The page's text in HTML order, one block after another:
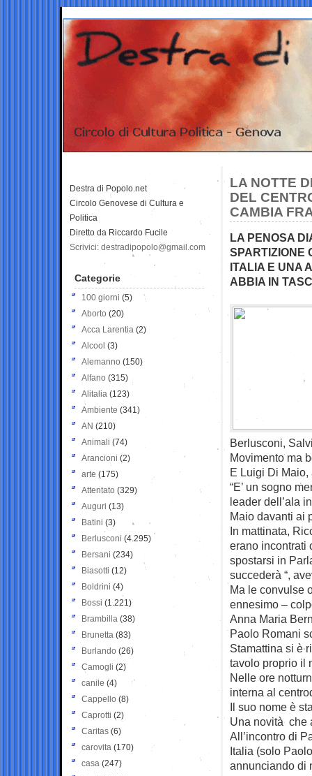
LA NOTTE
DEL
CAMBIA
LA PENOSA
SPARTIZIONE
ITALIA E UNA
ABBIA IN
Berlusconi,
Movimento ma
E Luigi Di Maio,
“E’ un sogno
leader dell’ala
Maio davanti ai
In mattinata,
erano incontrati
spostarsi in
succederà “,
Ma le convulse
ennesimo –
Anna Maria
Paolo Romani
Stamattina si è
tavolo proprio il
Nelle ore
interna al
Il suo nome è
Una novità che
All’incontro di
Italia (solo
annunciando di
Destra di Popolo.net
Circolo Genovese di Cultura e
Politica
Diretto da Riccardo Fucile
Scrivici: destradipopolo@gmail.com
Categorie
100 giorni (5)
Aborto (20)
Acca Larentia (2)
Alcool (3)
Alemanno (150)
Alfano (315)
Alitalia (123)
Ambiente (341)
AN (210)
Animali (74)
Arancioni (2)
arte (175)
Attentato (329)
Auguri (13)
Batini (3)
Berlusconi (4.295)
Bersani (234)
Biasotti (12)
Boldrini (4)
Bossi (1.221)
Brambilla (38)
Brunetta (83)
Burlando (26)
Camogli (2)
canile (4)
Cappello (8)
Caprotti (2)
Caritas (6)
carovita (170)
casa (247)